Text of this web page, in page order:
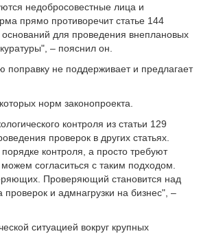
недобросовестные лица и
прямо противоречит статье 144
оснований для проведения внеплановых
– пояснил он.
не поддерживает и предлагает
норм законопроекта.
контроля из статьи 129
проверок в других статьях.
контроля, а просто требуют
согласиться с таким подходом.
Проверяющий становится над
и адмнагрузки на бизнес", –
ситуацией вокруг крупных